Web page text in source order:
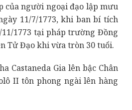
của người ngoại đạo lập mưu
11/7/1773, khi ban bí tích
11/1773 tại pháp trường Đồng
Tử Đạo khi vừa tròn 30 tuổi.
Castaneda Gia lên bậc Chân
II tôn phong ngài lên hàng